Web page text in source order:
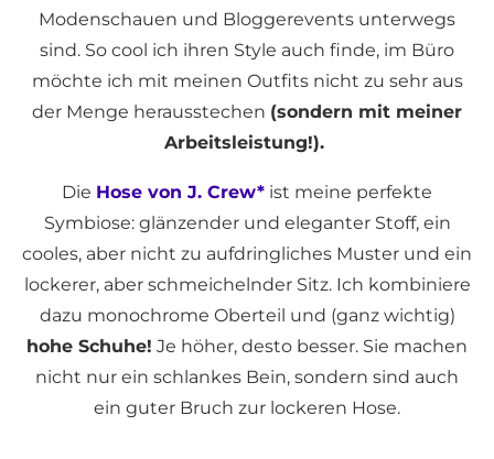
Modenschauen und Bloggerevents unterwegs
sind. So cool ich ihren Style auch finde, im Büro
möchte ich mit meinen Outfits nicht zu sehr aus
der Menge herausstechen (sondern mit meiner
Arbeitsleistung!).
Die Hose von J. Crew* ist meine perfekte
Symbiose: glänzender und eleganter Stoff, ein
cooles, aber nicht zu aufdringliches Muster und ein
lockerer, aber schmeichelnder Sitz. Ich kombiniere
dazu monochrome Oberteil und (ganz wichtig)
hohe Schuhe! Je höher, desto besser. Sie machen
nicht nur ein schlankes Bein, sondern sind auch
ein guter Bruch zur lockeren Hose.